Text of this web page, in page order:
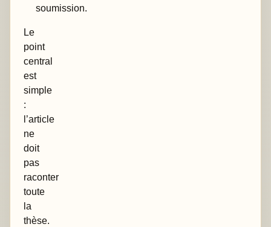
soumission.
Le
point
central
est
simple
:
l’article
ne
doit
pas
raconter
toute
la
thèse.